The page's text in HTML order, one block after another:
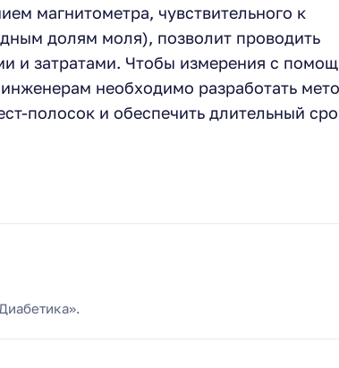
магнитометра, чувствительного к
долям моля), позволит проводить
и затратами. Чтобы измерения с
необходимо разработать
полосок и обеспечить длительный